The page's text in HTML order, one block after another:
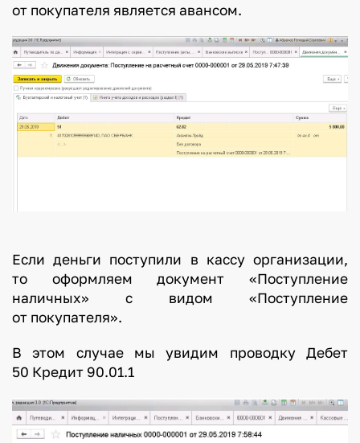
от покупателя является авансом.
Если деньги поступили в кассу организации,
то оформляем документ «Поступление
наличных» с видом «Поступление
от покупателя».
В этом случае мы увидим проводку Дебет
50 Кредит 90.01.1